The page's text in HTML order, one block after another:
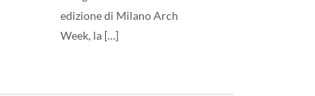
edizione di Milano Arch
Week, la […]